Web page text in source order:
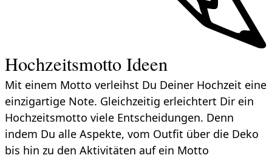
Hochzeitsmotto Ideen
Mit einem Motto verleihst Du Deiner Hochzeit eine
einzigartige Note. Gleichzeitig erleichtert Dir ein
Hochzeitsmotto viele Entscheidungen. Denn
indem Du alle Aspekte, vom Outfit über die Deko
bis hin zu den Aktivitäten auf ein Motto